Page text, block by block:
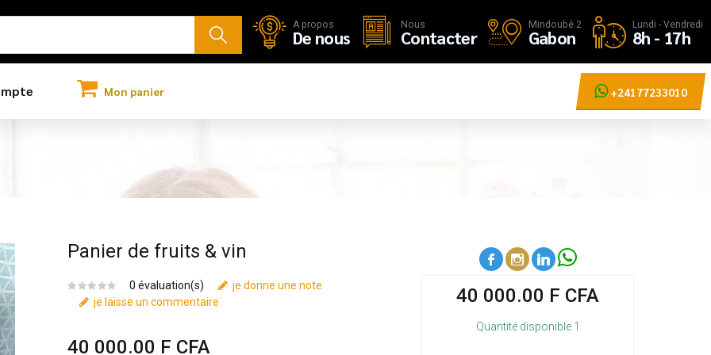
A propos
De nous
Nous
Contacter
Mindoubé 2
Gabon
Lundi - Vendredi
8h - 17h
+24177233010
Mon panier
Panier de fruits & vin
0 évaluation(s)
je donne une note
je laisse un commentaire
40 000.00 F CFA
40 000.00 F CFA
Quantité disponible 1